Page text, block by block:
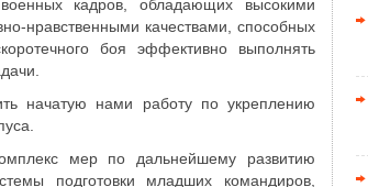
военных кадров, обладающих высокими
нравственными качествами, способных
боя эффективно выполнять
начатую нами работу по укреплению
мер по дальнейшему развитию
подготовки младших командиров,